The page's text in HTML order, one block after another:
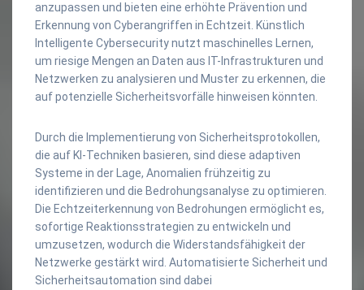
anzupassen und bieten eine erhöhte Prävention und
Erkennung von Cyberangriffen in Echtzeit. Künstlich
Intelligente Cybersecurity nutzt maschinelles Lernen,
um riesige Mengen an Daten aus IT-Infrastrukturen und
Netzwerken zu analysieren und Muster zu erkennen, die
auf potenzielle Sicherheitsvorfälle hinweisen könnten.
Durch die Implementierung von Sicherheitsprotokollen,
die auf KI-Techniken basieren, sind diese adaptiven
Systeme in der Lage, Anomalien frühzeitig zu
identifizieren und die Bedrohungsanalyse zu optimieren.
Die Echtzeiterkennung von Bedrohungen ermöglicht es,
sofortige Reaktionsstrategien zu entwickeln und
umzusetzen, wodurch die Widerstandsfähigkeit der
Netzwerke gestärkt wird. Automatisierte Sicherheit und
Sicherheitsautomation sind dabei